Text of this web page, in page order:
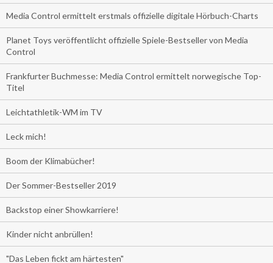
Media Control ermittelt erstmals offizielle digitale Hörbuch-Charts
Planet Toys veröffentlicht offizielle Spiele-Bestseller von Media
Control
Frankfurter Buchmesse: Media Control ermittelt norwegische Top-
Titel
Leichtathletik-WM im TV
Leck mich!
Boom der Klimabücher!
Der Sommer-Bestseller 2019
Backstop einer Showkarriere!
Kinder nicht anbrüllen!
"Das Leben fickt am härtesten"